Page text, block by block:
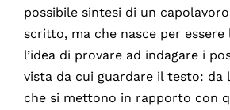
possibile sintesi di un
scritto, ma che nasce per essere
l’idea di provare ad indagare i
vista da cui guardare il testo: da
che si mettono in rapporto con